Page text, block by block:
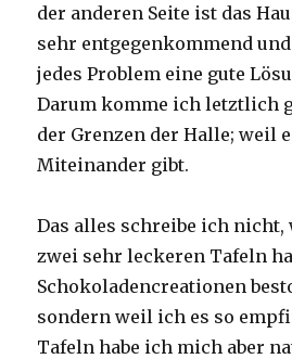
der anderen Seite ist das
sehr entgegenkommend
jedes Problem eine gute
Darum komme ich letztlich
der Grenzen der Halle; weil
Miteinander gibt.
Das alles schreibe ich
zwei sehr leckeren Tafeln
Schokoladencreationen
sondern weil ich es so
Tafeln habe ich mich aber